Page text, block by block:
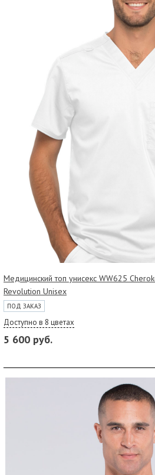
Медицинский топ унисекс WW625
Revolution Unisex
ПОД ЗАКАЗ
Доступно в 8 цветах
5 600 руб.